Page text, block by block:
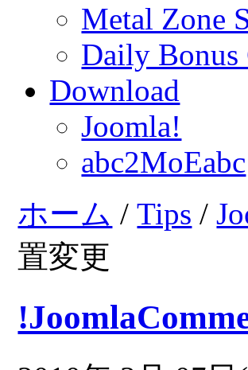
Metal Zone
Daily
Download
Joomla!
abc2MoEabc
ホーム /Tips /
置変更